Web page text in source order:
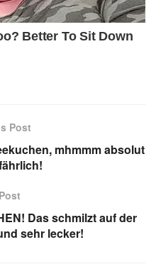
Post
mhmmm absolut
Das schmilzt auf der
sehr lecker!